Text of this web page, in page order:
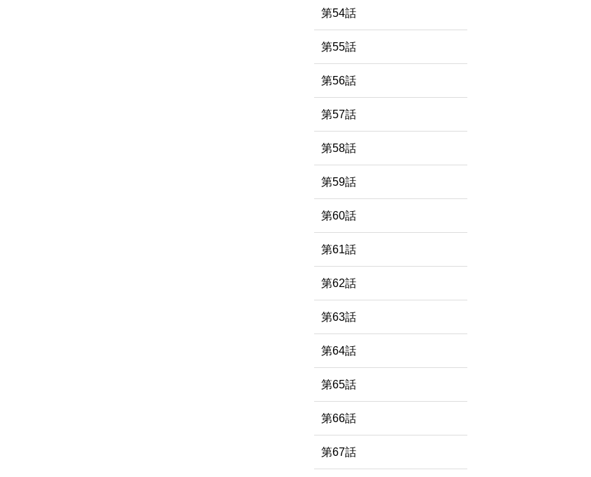
第54話
第55話
第56話
第57話
第58話
第59話
第60話
第61話
第62話
第63話
第64話
第65話
第66話
第67話